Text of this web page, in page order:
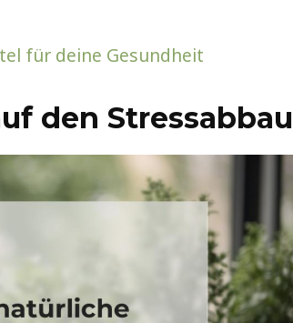
für deine Gesundheit
den Stressabbau